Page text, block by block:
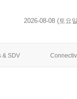
2026-08-08 (토요
& SDV